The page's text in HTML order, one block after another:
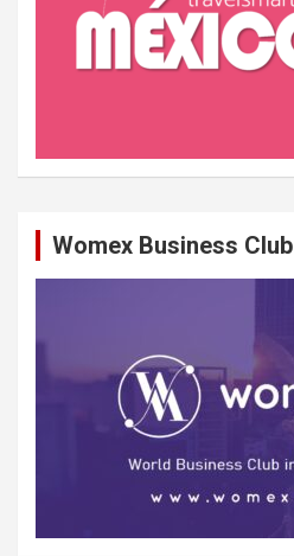
Womex Business Club